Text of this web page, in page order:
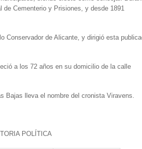
de Cementerio y Prisiones, y desde 1891
Conservador de Alicante, y dirigió esta
a los 72 años en su domicilio de la calle
Bajas lleva el nombre del cronista Viravens.
POLÍTICA